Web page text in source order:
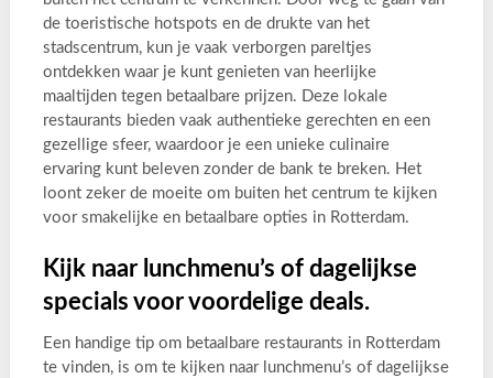
de toeristische hotspots en de drukte van het
stadscentrum, kun je vaak verborgen pareltjes
ontdekken waar je kunt genieten van heerlijke
maaltijden tegen betaalbare prijzen. Deze lokale
restaurants bieden vaak authentieke gerechten en een
gezellige sfeer, waardoor je een unieke culinaire
ervaring kunt beleven zonder de bank te breken. Het
loont zeker de moeite om buiten het centrum te kijken
voor smakelijke en betaalbare opties in Rotterdam.
Kijk naar lunchmenu’s of dagelijkse
specials voor voordelige deals.
Een handige tip om betaalbare restaurants in Rotterdam
te vinden, is om te kijken naar lunchmenu’s of dagelijkse